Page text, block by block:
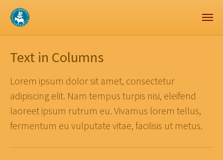
Zum Hauptinhalt springen
Skip to page footer
Text in Columns
Lorem ipsum dolor sit amet, consectetur
adipiscing elit. Nam tempus turpis nisi, eleifend
laoreet ipsum rutrum eu. Vivamus lorem tellus,
fermentum eu vulputate vitae, facilisis ut metus.